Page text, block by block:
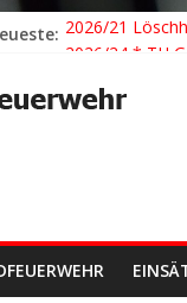
2026/21
2026/23 TH K
2026/22 TH Y